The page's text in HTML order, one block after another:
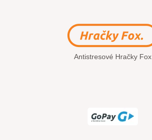
Antistresové Hračky Fox